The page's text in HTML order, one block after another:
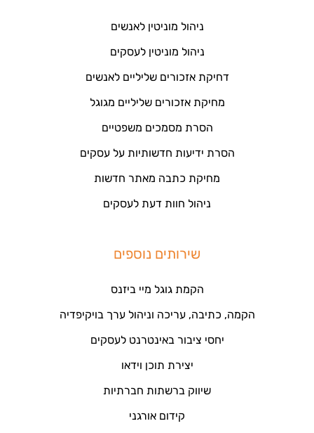
ניהול מוניטין לאנשים
ניהול מוניטין לעסקים
דחיקת אזכורים שליליים לאנשים
מחיקת אזכורים שליליים מגוגל
הסרת מסמכים משפטיים
הסרת ידיעות חדשותיות על עסקים
מחיקת כתבה מאתר חדשות
ניהול חוות דעת לעסקים
שירותים נוספים
הקמת גוגל מיי ביזנס
הקמה, כתיבה, עריכה וניהול ערך בויקיפדיה
יחסי ציבור באינטרנט לעסקים
יצירת תוכן וידאו
שיווק ברשתות חברתיות
קידום אורגני